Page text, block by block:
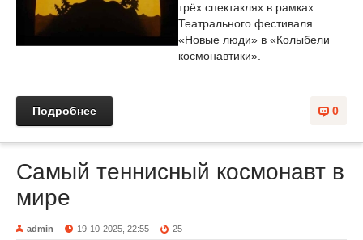
трёх спектаклях в рамках
Театрального фестиваля
«Новые люди» в «Колыбели
космонавтики».
0
Подробнее
Самый теннисный космонавт в
мире
admin 19-10-2025, 22:55 25